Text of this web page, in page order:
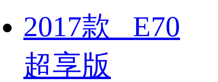
2017款 E70
超享版